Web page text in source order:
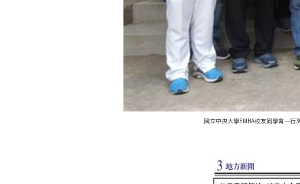
國立中央大學EMBA校友同學會一行